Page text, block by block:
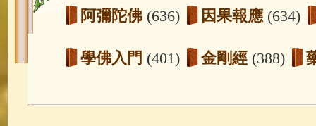
阿彌陀佛 (636) 因果報應 (634)
學佛入門 (401) 金剛經 (388)
玉曆寶鈔(236) 地藏經(225)